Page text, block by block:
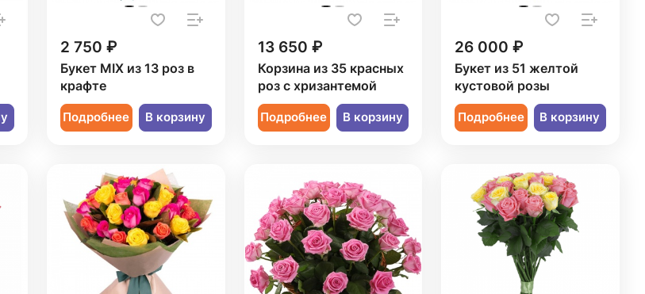
2 750 ₽
Букет MIX из 13 роз в
крафте
Подробнее В корзину
13 650 ₽
Корзина из 35 красных
роз с хризантемой
Подробнее В корзину
26 000 ₽
Букет из 51 желтой
кустовой розы
Подробнее В корзину